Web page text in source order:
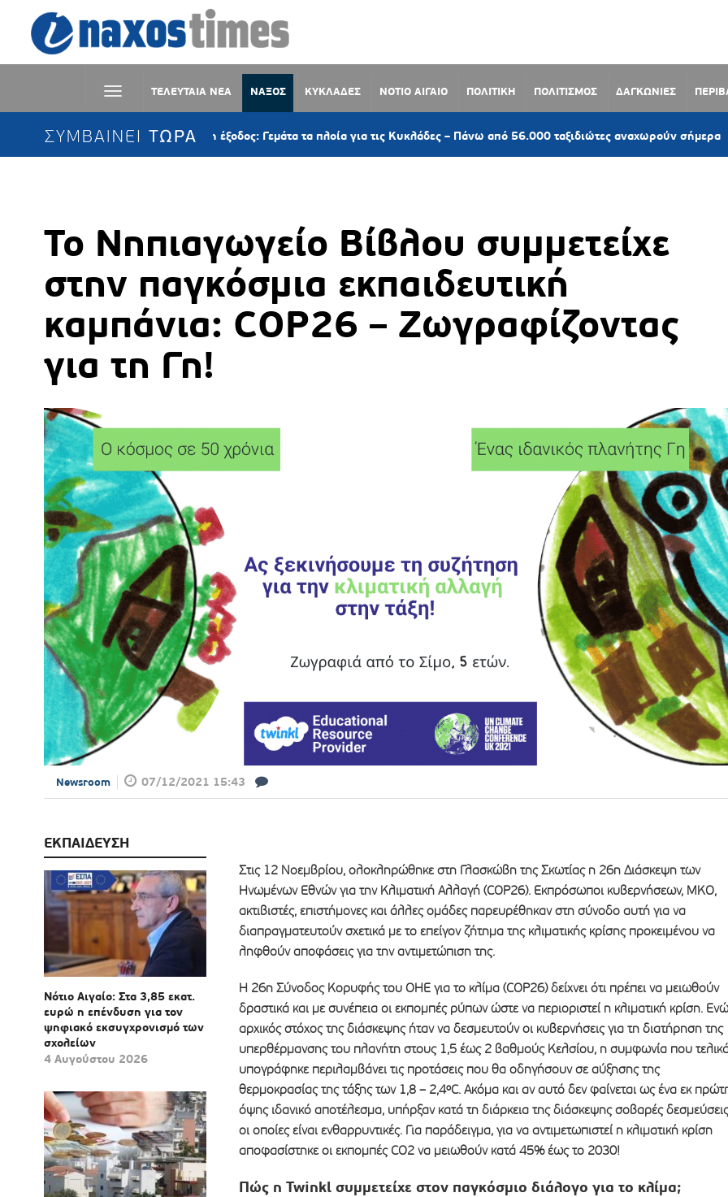
ΤΕΛΕΥΤΑΙΑ ΝΕΑ ΝΑΞΟΣ ΚΥΚΛΑΔΕΣ ΝΟΤΙΟ ΑΙΓΑΙΟ ΠΟΛΙΤΙΚΗ ΠΟΛΙΤΙΣΜΟΣ ΔΑΓΚΩΝΙΕΣ
ΣΥΜΒΑΙΝΕΙ ΤΩΡΑ
Αυγουστιάτικη έξοδος: Γεμάτα τα πλοία για τις Κυκλάδες – Πάνω από 56.000 ταξιδιώτες αναχωρούν σήμερα 33
Το Νηπιαγωγείο Βίβλου συμμετείχε
στην παγκόσμια εκπαιδευτική
καμπάνια: COP26 – Ζωγραφίζοντας
για τη Γη!
Newsroom 07/12/2021 15:43
ΕΚΠΑΙΔΕΥΣΗ
Νότιο Αιγαίο: Στα 3,85 εκατ.
ευρώ η επένδυση για τον
ψηφιακό εκσυγχρονισμό των
σχολείων
4 Αυγούστου 2026
Στις 12 Νοεμβρίου, ολοκληρώθηκε στη Γλασκώβη της Σκωτίας η 26η Διάσκεψη των
Ηνωμένων Εθνών για την Κλιματική Αλλαγή (COP26). Εκπρόσωποι κυβερνήσεων, ΜΚΟ,
ακτιβιστές, επιστήμονες και άλλες ομάδες παρευρέθηκαν στη σύνοδο αυτή για να
διαπραγματευτούν σχετικά με το επείγον ζήτημα της κλιματικής κρίσης προκειμένου να
ληφθούν αποφάσεις για την αντιμετώπιση της.
Η 26η Σύνοδος Κορυφής του ΟΗΕ για το κλίμα (COP26) δείχνει ότι πρέπει να μειωθούν
δραστικά και με συνέπεια οι εκπομπές ρύπων ώστε να περιοριστεί η κλιματική κρίση.
αρχικός στόχος της διάσκεψης ήταν να δεσμευτούν οι κυβερνήσεις για τη διατήρηση της
υπερθέρμανσης του πλανήτη στους 1,5 έως 2 βαθμούς Κελσίου, η συμφωνία που
υπογράφηκε περιλαμβάνει τις προτάσεις που θα οδηγήσουν σε αύξησης της
θερμοκρασίας της τάξης των 1,8 – 2,4ºC. Ακόμα και αν αυτό δεν φαίνεται ως ένα εκ
όψης ιδανικό αποτέλεσμα, υπήρξαν κατά τη διάρκεια της διάσκεψης σοβαρές
οι οποίες είναι ενθαρρυντικές. Για παράδειγμα, για να αντιμετωπιστεί η κλιματική κρίση
αποφασίστηκε οι εκπομπές CO2 να μειωθούν κατά 45% έως το 2030!
Πώς η Twinkl συμμετείχε στον παγκόσμιο διάλογο για το κλίμα;